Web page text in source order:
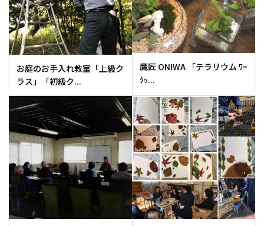
お庭のお手入れ教室「上級ク
ラス」「初級ク...
鷹匠 ONIWA 「テラリウム ﾜｰ
ｸｯ...